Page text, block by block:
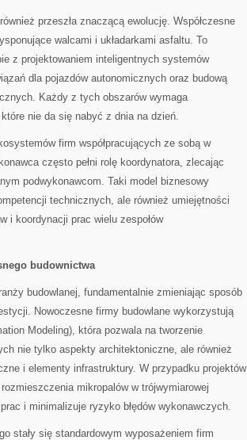
przeszła znaczącą ewolucję. Współczesne
walcami i układarkami asfaltu. To
z projektowaniem inteligentnych systemów
dla pojazdów autonomicznych oraz budową
Każdy z tych obszarów wymaga
nie da się nabyć z dnia na dzień.
firm współpracujących ze sobą w
często pełni rolę koordynatora, zlecając
podwykonawcom. Taki model biznesowy
technicznych, ale również umiejętności
i koordynacji prac wielu zespołów
budownictwa
budowlanej, fundamentalnie zmieniając sposób
Nowoczesne firmy budowlane wykorzystują
Modeling), która pozwala na tworzenie
nie tylko aspekty architektoniczne, ale również
i elementy infrastruktury. W przypadku projektów
mikropalów w trójwymiarowej
i minimalizuje ryzyko błędów wykonawczych.
stały się standardowym wyposażeniem firm